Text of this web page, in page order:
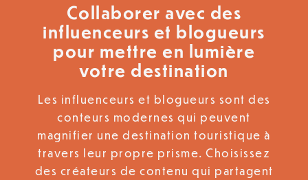
Collaborer avec des
influenceurs et blogueurs
pour mettre en lumière
votre destination
Les influenceurs et blogueurs sont des
conteurs modernes qui peuvent
magnifier une destination touristique à
travers leur propre prisme. Choisissez
des créateurs de contenu qui partagent